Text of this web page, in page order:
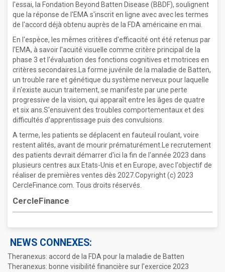
l'essai, la Fondation Beyond Batten Disease (BBDF), soulignent
que la réponse de l'EMA s'inscrit en ligne avec avec les termes
de l'accord déjà obtenu auprès de la FDA américaine en mai.
En l'espèce, les mêmes critères d'efficacité ont été retenus par
l'EMA, à savoir l'acuité visuelle comme critère principal de la
phase 3 et l'évaluation des fonctions cognitives et motrices en
critères secondaires.La forme juvénile de la maladie de Batten,
un trouble rare et génétique du système nerveux pour laquelle
il n'existe aucun traitement, se manifeste par une perte
progressive de la vision, qui apparaît entre les âges de quatre
et six ans.S'ensuivent des troubles comportementaux et des
difficultés d'apprentissage puis des convulsions.
A terme, les patients se déplacent en fauteuil roulant, voire
restent alités, avant de mourir prématurément.Le recrutement
des patients devrait démarrer d'ici la fin de l'année 2023 dans
plusieurs centres aux Etats-Unis et en Europe, avec l'objectif de
réaliser de premières ventes dès 2027.Copyright (c) 2023
CercleFinance.com. Tous droits réservés.
CercleFinance
NEWS CONNEXES:
Theranexus: accord de la FDA pour la maladie de Batten
Theranexus: bonne visibilité financière sur l'exercice 2023